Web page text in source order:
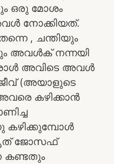
ഒരു മോശം
നോക്കിയത്.
, ചന്തിയും
അവൾക് നന്നയി
അവിടെ അവൾ
(അയാളുടെ
കഴിക്കാൻ
ജോസഫ്
കണ്ടതും